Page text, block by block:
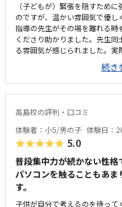
（子どもが）緊張を隠すため
のですが、温かい雰囲気で優
指導の先生がその場を離れる
くださり助かりました。先生
る雰囲気が感じられました。
グソフトを使いました。ロボ
の工程を3Dで確認しながら組
です。組み立てを間違えてい
けしてくださり、最後まで自
通塾する場合は、作業の記録
り、コンテストに参加したりす
はなく、目標が定められている
で10分ほどの距離でした。最
入り口前が駐輪場になっている
が停めてあり、日頃から指導さ
前の道は車通りが多いですが、
ようです。掲示物やテキストな
した印象でした。時間によって
あるものの、パーテーションで
続き
高島校の評判・口コミ
体験者：小5/男の子 体験日：
★★★★★ 5.0
普段集中力が続かない性格
パソコンを触ることもあ
す。
子供が自分で考えるのを待っ